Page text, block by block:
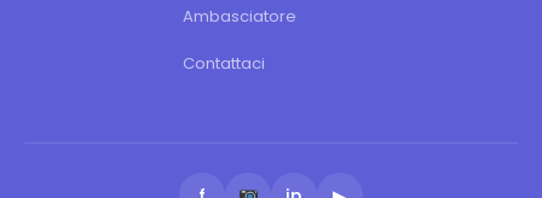
Ambasciatore
Contattaci